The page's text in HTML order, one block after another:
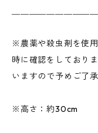
※農薬や殺虫剤を使
時に確認をしており
いますので予めご了
※高さ：約30cm